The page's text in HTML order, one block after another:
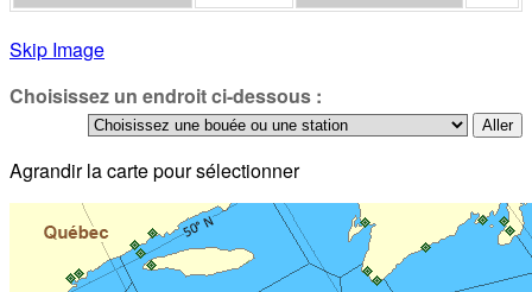
Skip Image
Choisissez un endroit ci-dessous :
Agrandir la carte pour sélectionner